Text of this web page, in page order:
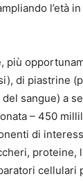
l’età
più
di piastrine
sangue) a
– 450
di